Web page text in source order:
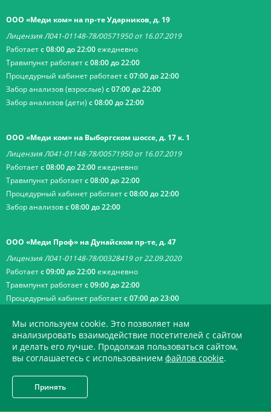
ООО «Меди ком» на пр-те Ударников, д. 19
Лицензия Л041-01148-78/00571950 от 16.07.2019
Работаетс 08:00 до 22:00ежедневно
Травмпункт работаетс 08:00 до 22:00
Процедурный кабинет работаетс 07:00 до 22:00
Забор анализов (взрослые) с 07:00 до 22:00
Забор анализов (дети) с 08:00 до 22:00
ООО «Меди ком» на Выборгском шоссе, д. 17 к. 1
Лицензия Л041-01148-78/00571950 от 16.07.2019
Работаетс 08:00 до 22:00ежедневно
Травмпункт работаетс 08:00 до 22:00
Процедурный кабинет работаетс 08:00 до 22:00
Забор анализовс 08:00 до 22:00
ООО «Меди Проф» на Дунайском пр-те, д. 47
Лицензия Л041-01148-78/00328419 от 22.09.2020
Работаетс 09:00 до 22:00ежедневно
Травмпункт работаетс 09:00 до 22:00
Процедурный кабинет работаетс 07:00 до 23:00
ООО «Меди Проф» на ул. Малой Балканской, д. 23
Лицензия Л041-01148-78/00328419 от 22.09.2020
Работаетс 09:00 до 22:00
Травмпунктс 09:00 до 22:00
Мы используем cookie. Это позволяет нам
анализировать взаимодействие посетителей с сайтом
и делать его лучше. Продолжая пользоваться сайтом,
вы соглашаетесь с использованием файлов cookie.
Принять